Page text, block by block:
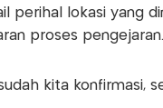
perihal lokasi yang
proses pengejaran.
kita konfirmasi,